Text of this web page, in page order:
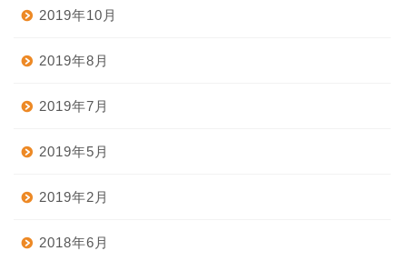
2019年10月
2019年8月
2019年7月
2019年5月
2019年2月
2018年6月